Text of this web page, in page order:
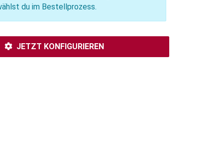
du im Bestellprozess.
JETZT KONFIGURIEREN